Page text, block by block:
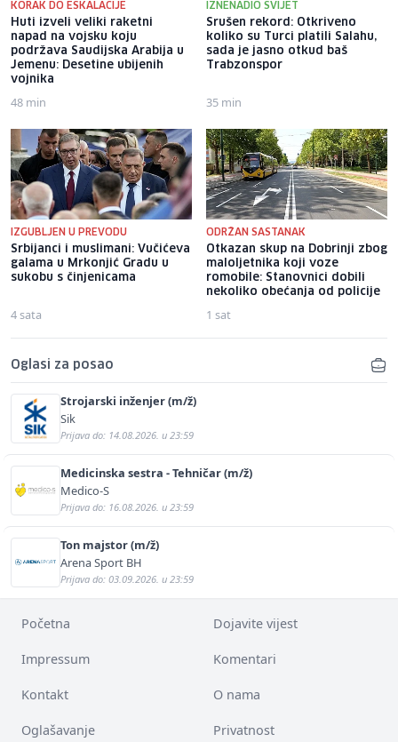
KORAK DO ESKALACIJE
Huti izveli veliki raketni
napad na vojsku koju
podržava Saudijska Arabija u
Jemenu: Desetine ubijenih
vojnika
48 min
IZNENADIO SVIJET
Srušen rekord: Otkriveno
koliko su Turci platili Salahu,
sada je jasno otkud baš
Trabzonspor
35 min
IZGUBLJEN U PREVODU
Srbijanci i muslimani: Vučićeva
galama u Mrkonjić Gradu u
sukobu s činjenicama
4 sata
ODRŽAN SASTANAK
Otkazan skup na Dobrinji zbog
maloljetnika koji voze
romobile: Stanovnici dobili
nekoliko obećanja od policije
1 sat
Oglasi za posao
Strojarski inženjer (m/ž)
Sik
Prijava do: 14.08.2026. u 23:59
Medicinska sestra - Tehničar (m/ž)
Medico-S
Prijava do: 16.08.2026. u 23:59
Ton majstor (m/ž)
Arena Sport BH
Prijava do: 03.09.2026. u 23:59
Početna Dojavite vijest
Impressum Komentari
Kontakt O nama
Oglašavanje Privatnost